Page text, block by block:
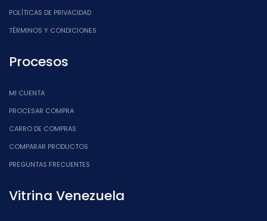
POLÍTICAS DE PRIVACIDAD
TÉRMINOS Y CONDICIONES
Procesos
MI CUENTA
PROCESAR COMPRA
CARRO DE COMPRAS
COMPARAR PRODUCTOS
PREGUNTAS FRECUENTES
Vitrina Venezuela